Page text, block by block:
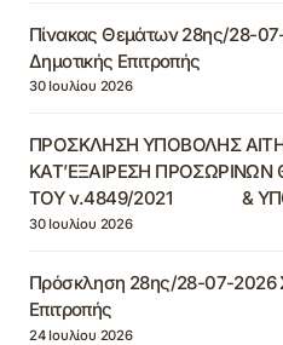
Πίνακας Θεμάτων 28ης/28-
Δημοτικής Επιτροπής
30 Ιουλίου 2026
ΠΡΟΣΚΛΗΣΗ ΥΠΟΒΟΛΗΣ
ΚΑΤ’ΕΞΑΙΡΕΣΗ
ΤΟΥ ν.4849/2021 &
30 Ιουλίου 2026
Πρόσκληση 28ης/28-07-2026
Επιτροπής
24 Ιουλίου 2026